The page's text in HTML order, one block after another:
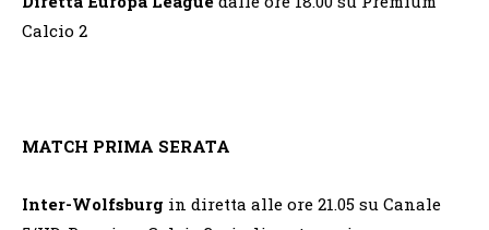
Calcio 2
MATCH PRIMA SERATA
Inter-Wolfsburg in diretta alle ore 21.05 su Canale